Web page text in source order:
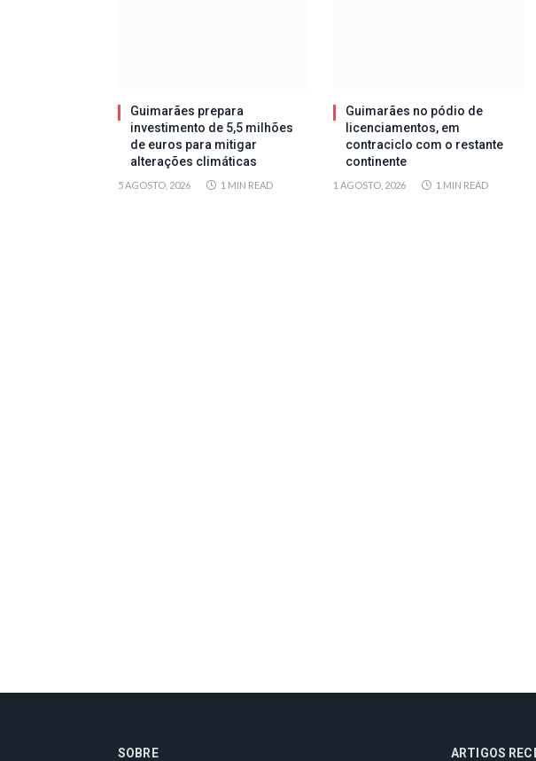
Guimarães prepara
investimento de 5,5 milhões
de euros para mitigar
alterações climáticas
5 AGOSTO, 2026 1 MIN READ
Guimarães no pódio de
licenciamentos, em
contraciclo com o restante
continente
1 AGOSTO, 2026 1 MIN READ
SOBRE ARTIGOS